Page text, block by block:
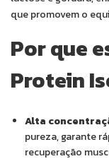
que promovem o
Por que
Protein
Alta
pureza, garante
recuperação